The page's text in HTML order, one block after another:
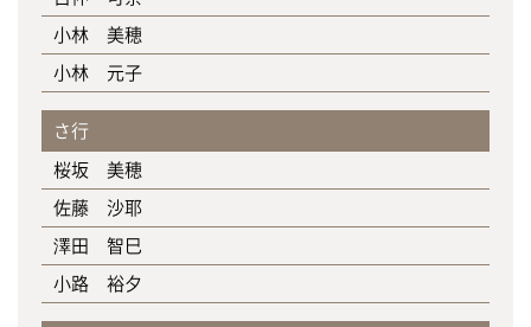
小林 美穂
小林 元子
さ行
桜坂 美穂
佐藤 沙耶
澤田 智巳
小路 裕夕